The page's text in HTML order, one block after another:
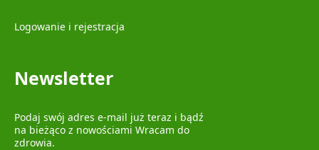
Logowanie i rejestracja
Newsletter
Podaj swój adres e-mail już teraz i bądź
na bieżąco z nowościami Wracam do
zdrowia.